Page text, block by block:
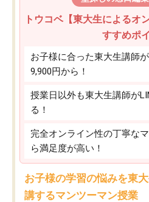
トウコベ【東大生によるオ
すすめポ
お子様に合った東大生講師
9,900円から！
授業日以外も東大生講師が
る！
完全オンライン性の丁寧な
ら満足度が高い！
お子様の学習の悩みを東
講するマンツーマン授業